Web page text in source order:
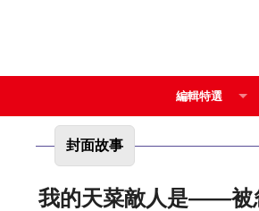
編輯特選
封面故事
我的天菜敵人是——被忽略的身體警訊 嘉康利 蕭慶